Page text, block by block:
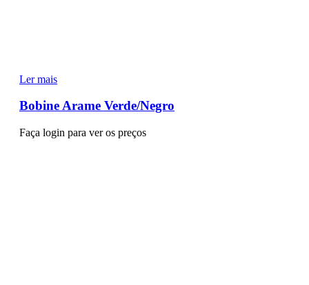
Ler mais
Bobine Arame Verde/Negro
Faça login para ver os preços